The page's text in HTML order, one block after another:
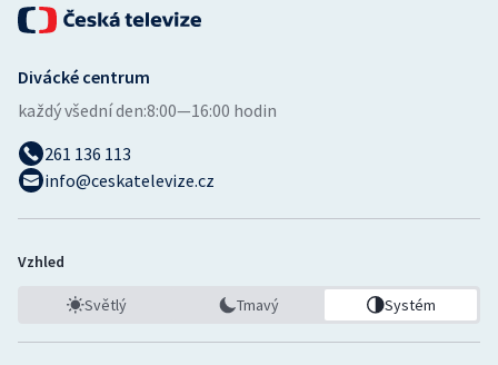
Divácké centrum
každý všední den:8:00—16:00 hodin
261 136 113
info@ceskatelevize.cz
Vzhled
Světlý Tmavý Systém